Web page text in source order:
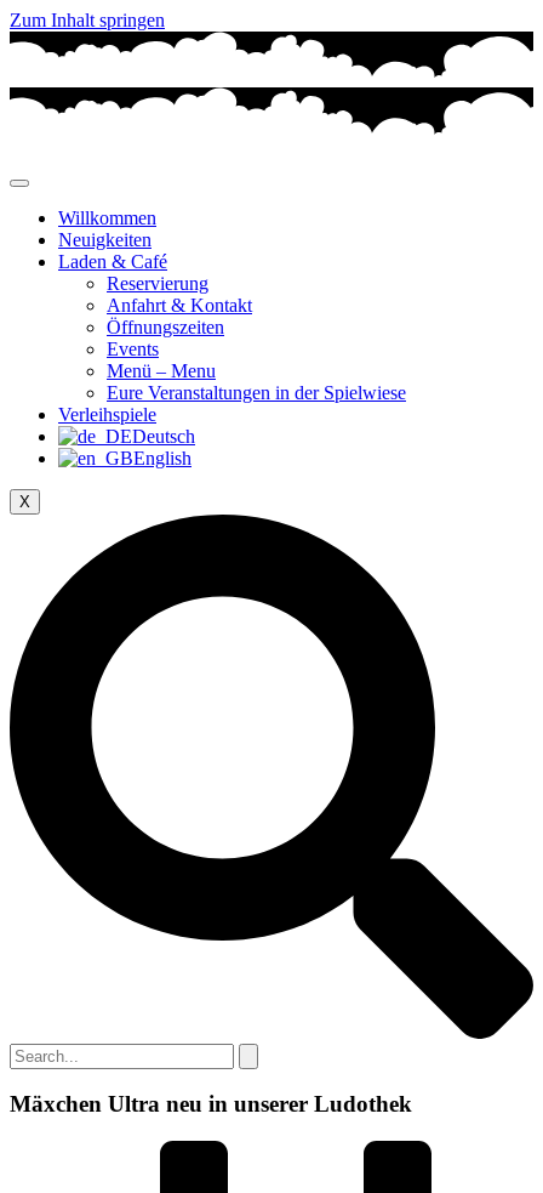
Zum Inhalt springen
Willkommen
Neuigkeiten
Laden & Café
Reservierung
Anfahrt & Kontakt
Öffnungszeiten
Events
Menü – Menu
Eure Veranstaltungen in der Spielwiese
Verleihspiele
Deutsch
English
X
Mäxchen Ultra neu in unserer Ludothek